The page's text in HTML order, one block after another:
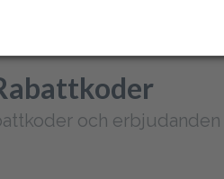
och erbjudanden